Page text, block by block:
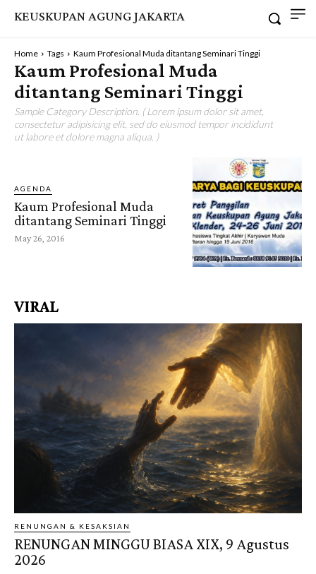
KEUSKUPAN AGUNG JAKARTA
Home Tags Kaum Profesional Muda ditantang Seminari Tinggi
Kaum Profesional Muda
ditantang Seminari Tinggi
Sample Category Description. ( Lorem ipsum dolor sit amet,
consectetur adipisicing elit, sed do eiusmod tempor incididunt
ut labore et dolore magna aliqua. )
AGENDA
Kaum Profesional Muda
ditantang Seminari Tinggi
May 26, 2016
VIRAL
RENUNGAN & KESAKSIAN
RENUNGAN MINGGU BIASA XIX, 9 Agustus
2026